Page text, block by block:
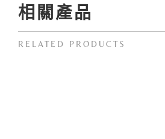
相關產品
RELATED PRODUCTS